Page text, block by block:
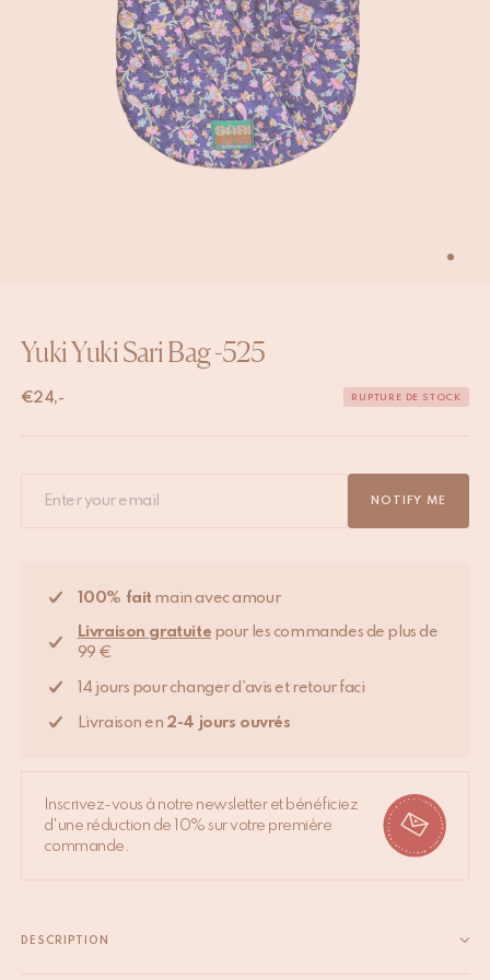
Yuki Yuki Sari Bag -525
€24,- RUPTURE DE STOCK
NOTIFY ME
100% fait main avec amour
Livraison gratuite pour les commandes de plus de
99 €
14 jours pour changer d'avis et retour faci
Livraison en 2-4 jours ouvrés
Inscrivez-vous à notre newsletter et bénéficiez
d'une réduction de 10% sur votre première
commande.
DESCRIPTION